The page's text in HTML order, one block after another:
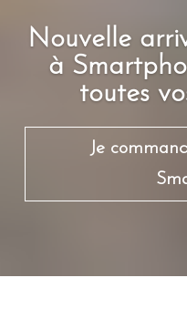
Nouvelle
à
toutes
Je